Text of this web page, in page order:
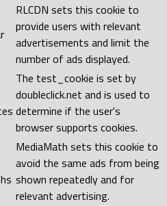
RLCDN sets this cookie to
provide users with relevant
advertisements and limit the
number of ads displayed.
The test_cookie is set by
doubleclick.net and is used to
determine if the user's
browser supports cookies.
MediaMath sets this cookie to
avoid the same ads from being
shown repeatedly and for
relevant advertising.